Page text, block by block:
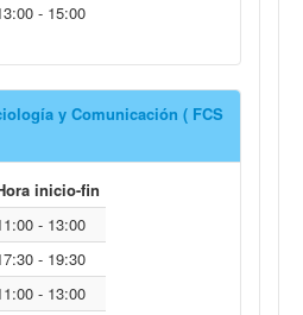
- 15:00
y Comunicación ( FCS
inicio-fin
- 13:00
- 19:30
- 13:00